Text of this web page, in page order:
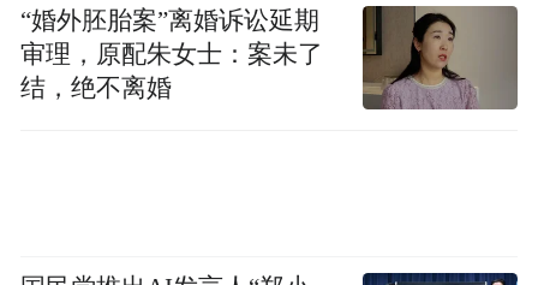
“婚外胚胎案”离婚诉讼延期
审理，原配朱女士：案未了
结，绝不离婚